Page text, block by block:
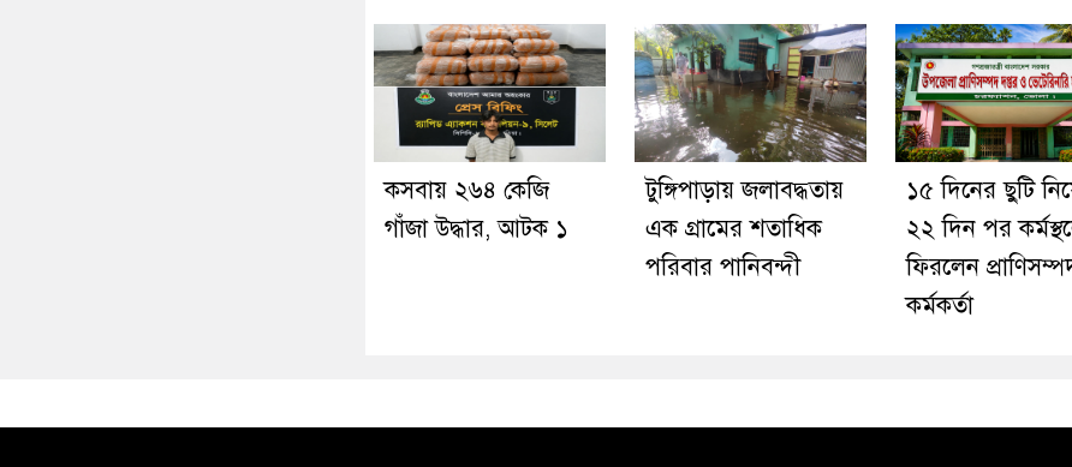
কসবায় ২৬৪ কেজি
গাঁজা উদ্ধার, আটক ১
টুঙ্গিপাড়ায় জলাবদ্ধতায়
এক গ্রামের শতাধিক
পরিবার পানিবন্দী
১৫ দিনের ছুটি
২২ দিন পর
ফিরলেন
কর্মকর্তা